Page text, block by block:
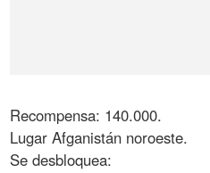
Recompensa: 140.000.
Lugar Afganistán noroeste.
Se desbloquea: